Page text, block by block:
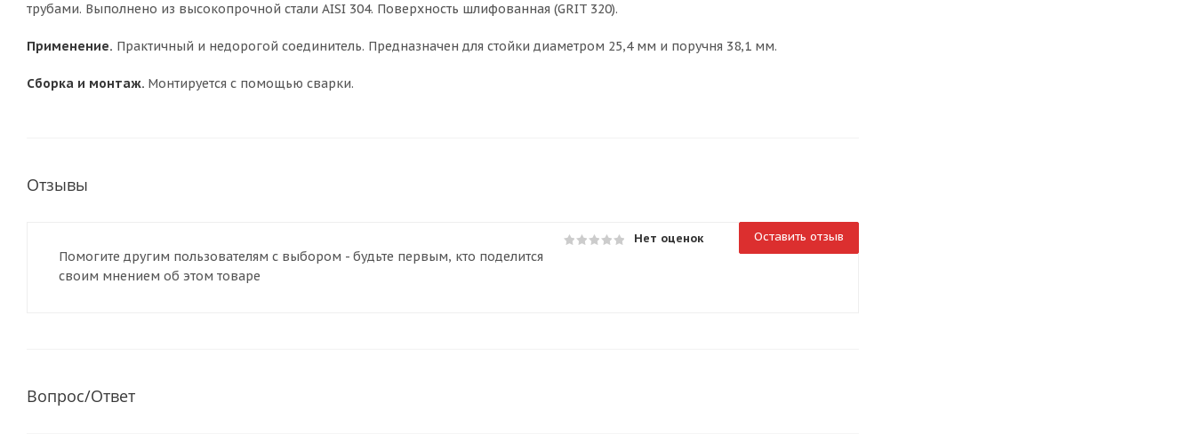
трубами. Выполнено из высокопрочной стали AISI 304. Поверхность шлифованная (GRIT 320).
Применение. Практичный и недорогой соединитель. Предназначен для стойки диаметром 25,4 мм и поручня 38,1 мм.
Сборка и монтаж. Монтируется с помощью сварки.
Отзывы
Нет оценок Оставить отзыв
Помогите другим пользователям с выбором - будьте первым, кто поделится
своим мнением об этом товаре
Вопрос/Ответ